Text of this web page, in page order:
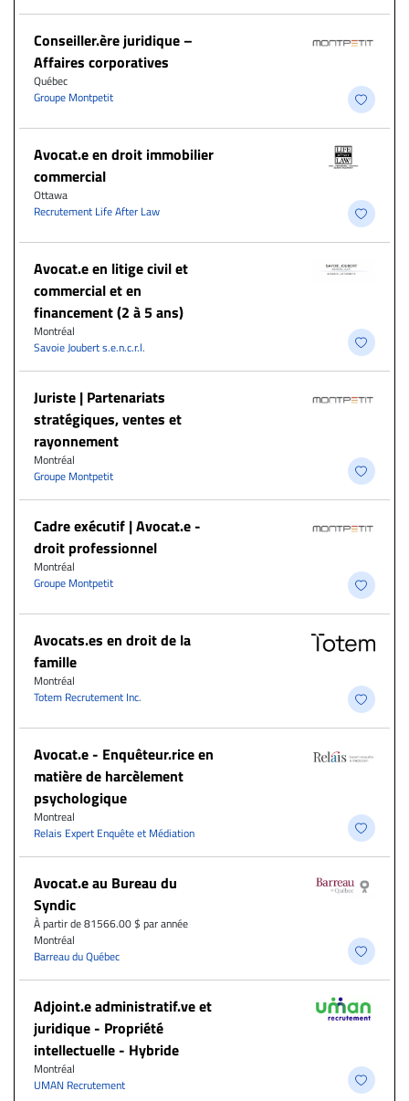
Conseiller.ère juridique –
Affaires corporatives
Québec
Groupe Montpetit
Avocat.e en droit immobilier
commercial
Ottawa
Recrutement Life After Law
Avocat.e en litige civil et
commercial et en
financement (2 à 5 ans)
Montréal
Savoie Joubert s.e.n.c.r.l.
Juriste | Partenariats
stratégiques, ventes et
rayonnement
Montréal
Groupe Montpetit
Cadre exécutif | Avocat.e -
droit professionnel
Montréal
Groupe Montpetit
Avocats.es en droit de la
famille
Montréal
Totem Recrutement Inc.
Avocat.e - Enquêteur.rice en
matière de harcèlement
psychologique
Montreal
Relais Expert Enquête et Médiation
Avocat.e au Bureau du
Syndic
À partir de 81566.00 $ par année
Montréal
Barreau du Québec
Adjoint.e administratif.ve et
juridique - Propriété
intellectuelle - Hybride
Montréal
UMAN Recrutement